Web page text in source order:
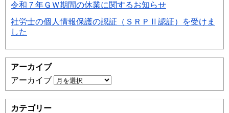
令和７年ＧＷ期間の休業に関するお知らせ
社労士の個人情報保護の認証（ＳＲＰⅡ認証）を受けま
した
アーカイブ
アーカイブ
カテゴリー